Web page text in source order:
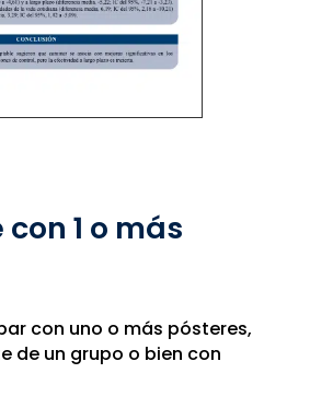
1 o más
con uno o más pósteres,
de un grupo o bien con